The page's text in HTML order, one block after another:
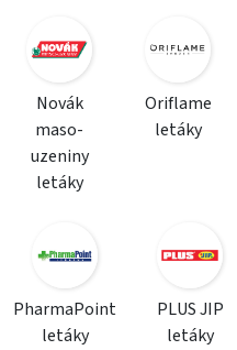
Novák
maso-
uzeniny
letáky
Oriflame
letáky
PharmaPoint
letáky
PLUS JIP
letáky